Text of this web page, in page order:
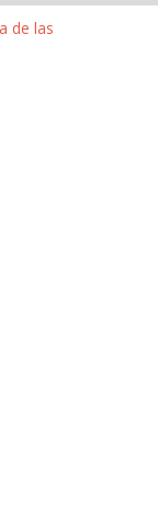
de las